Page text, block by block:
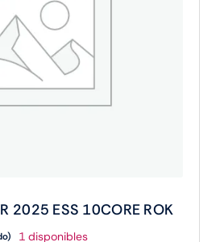
2025 ESS 10CORE ROK
1 disponibles